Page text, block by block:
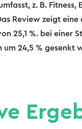
z. B.
Review zeigt
25,1 %. bei einer
24,5 % gesenkt